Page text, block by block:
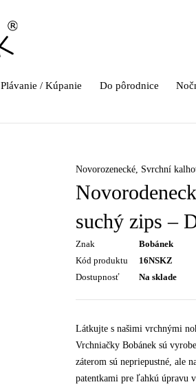
Plávanie / Kúpanie Do pôrodnice
Novorozenecké, Svrchní
suchý zips –
Znak
Bobánek
Kód produktu
16NSKZ
Dostupnosť
Na sklade
Látkujte s našimi vrchnými
Vrchniačky Bobánek sú
záterom sú nepriepustné, ale
patentkami pre ľahkú úpravu